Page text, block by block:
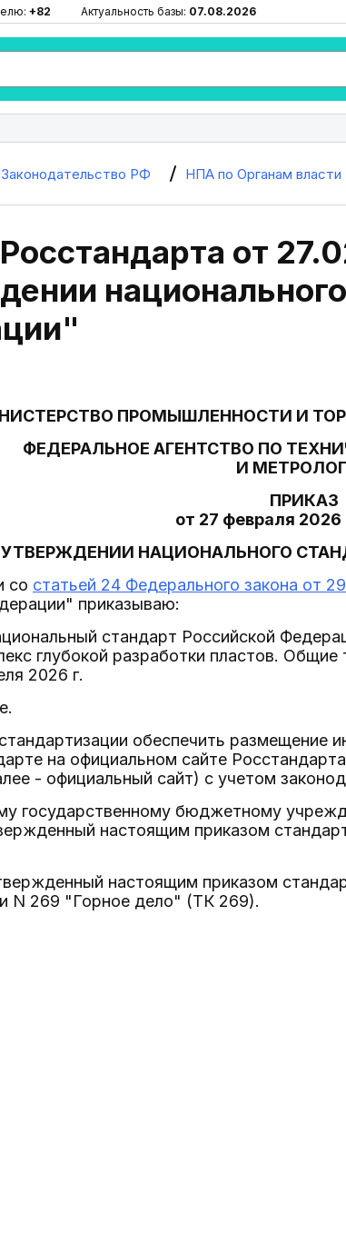
+82 Актуальность базы: 07.08.2026
Законодательство РФ НПА по Органам власти
от
ПРОМЫШЛЕННОСТИ И
ФЕДЕРАЛЬНОЕ АГЕНТСТВО ПО
И
ПРИКАЗ
от 27 февраля 2026
УТВЕРЖДЕНИИ НАЦИОНАЛЬНОГО
со статьей 24 Федерального закона от
приказываю:
стандарт Российской
глубокой разработки пластов. Общие
2026 г.
обеспечить
на официальном сайте
- официальный сайт) с учетом
государственному бюджетному
настоящим приказом
настоящим приказом
N 269 "Горное дело" (ТК 269).